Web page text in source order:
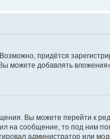
придётся
можете добавлять
Вы можете перейти к
на сообщение, то под ним
администратор или